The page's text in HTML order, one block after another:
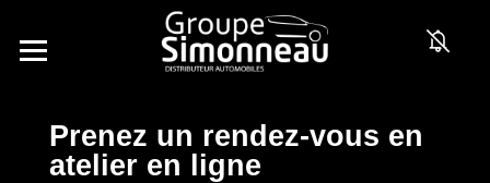
Prenez un rendez-vous en
atelier en ligne